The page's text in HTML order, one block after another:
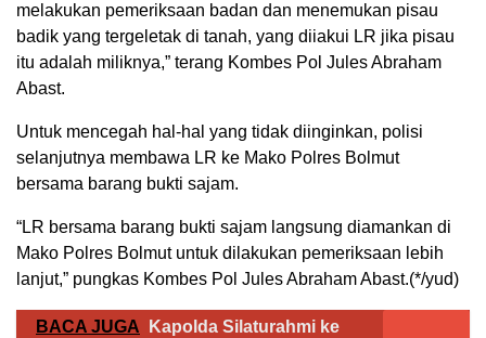
melakukan pemeriksaan badan dan menemukan pisau
badik yang tergeletak di tanah, yang diiakui LR jika pisau
itu adalah miliknya,” terang Kombes Pol Jules Abraham
Abast.
Untuk mencegah hal-hal yang tidak diinginkan, polisi
selanjutnya membawa LR ke Mako Polres Bolmut
bersama barang bukti sajam.
“LR bersama barang bukti sajam langsung diamankan di
Mako Polres Bolmut untuk dilakukan pemeriksaan lebih
lanjut,” pungkas Kombes Pol Jules Abraham Abast.(*/yud)
BACA JUGA
Kapolda Silaturahmi ke